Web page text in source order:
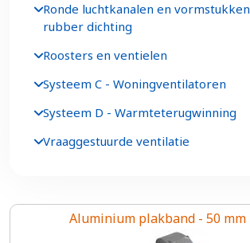
Aluminium plakband - 50 mm
Ronde luchtkanalen en
rubber dichting
Roosters en ventielen
Systeem C - Woningventilatoren
Systeem D - Warmteterugwinning
Vraaggestuurde ventilatie